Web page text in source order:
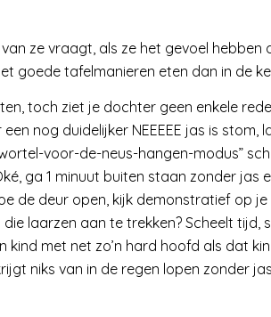
ze vraagt, als ze het gevoel hebben
goede tafelmanieren eten dan in de
toch ziet je dochter geen enkele
nog duidelijker NEEEEE jas is
voor-de-neus-hangen-modus”
ga 1 minuut buiten staan zonder jas
de deur open, kijk demonstratief op
laarzen aan te trekken? Scheelt tijd,
kind met net zo’n hard hoofd als dat
niks van in de regen lopen zonder